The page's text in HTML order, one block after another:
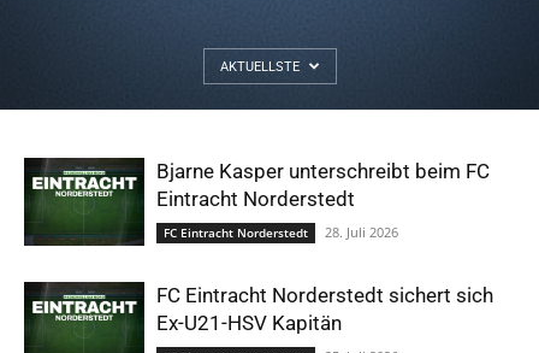
AKTUELLSTE
Bjarne Kasper unterschreibt beim FC
Eintracht Norderstedt
FC Eintracht Norderstedt 28. Juli 2026
FC Eintracht Norderstedt sichert sich
Ex-U21-HSV Kapitän